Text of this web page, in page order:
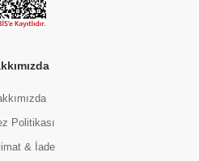
Politikası
& İade